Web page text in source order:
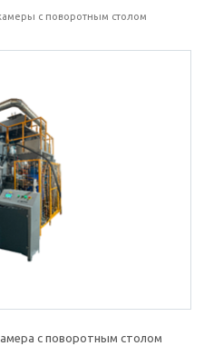
с поворотным столом
с поворотным столом